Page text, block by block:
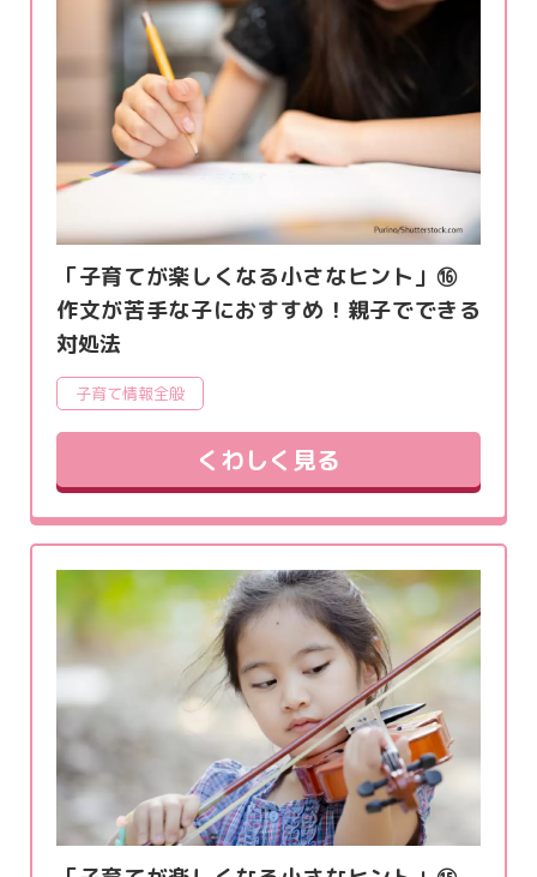
「子育てが楽しくなる小さなヒント」⑯
作文が苦手な子におすすめ！親子でできる
対処法
子育て情報全般
くわしく見る